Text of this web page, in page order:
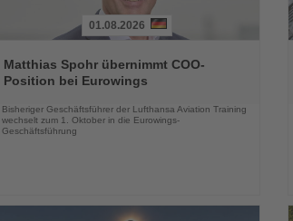
Sie
die
01.08.2026
Matthias Spohr übernimmt COO-
Position bei Eurowings
Bisheriger Geschäftsführer der Lufthansa Aviation Training
wechselt zum 1. Oktober in die Eurowings-
Geschäftsführung